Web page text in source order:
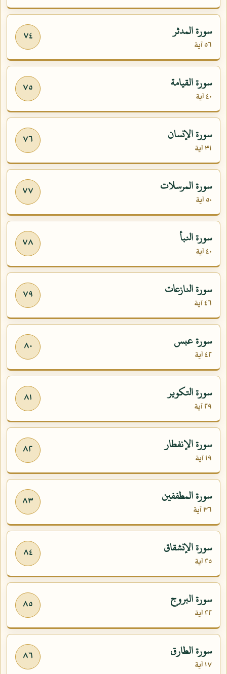
٧٤ سورة المدثر
٥٦ آية
٧٥ سورة القيامة
٤٠ آية
٧٦ سورة الإنسان
٣١ آية
٧٧ سورة المرسلات
٥٠ آية
٧٨ سورة النبأ
٤٠ آية
٧٩ سورة النازعات
٤٦ آية
٨٠ سورة عبس
٤٢ آية
٨١ سورة التكوير
٢٩ آية
٨٢ سورة الإنفطار
١٩ آية
٨٣ سورة المطففين
٣٦ آية
٨٤ سورة الإنشقاق
٢٥ آية
٨٥ سورة البروج
٢٢ آية
٨٦ سورة الطارق
١٧ آية